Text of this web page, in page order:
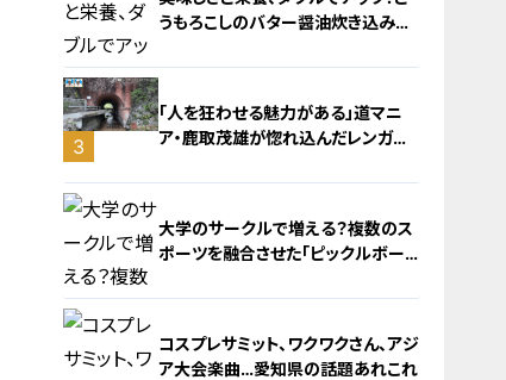
2
うもろこしのバター醤油炊き込みご
3
「人を狂わせる魅力がある」道マニ
ア・鹿取茂雄が惚れ込んだレンガの
大学のサークルで増える？複数のス
ポーツを融合させた「ピックルボー
コスプレサミット、ワクワクさん、アジ
ア大会楽曲…愛知県の話題あれこれ